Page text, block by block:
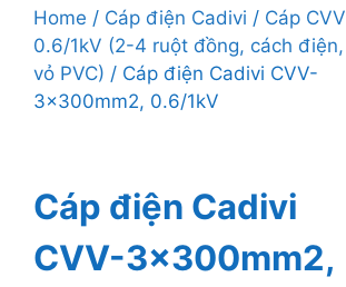
Home / Cáp điện Cadivi / Cáp CVV
0.6/1kV (2-4 ruột đồng, cách điện,
vỏ PVC) / Cáp điện Cadivi CVV-
3x300mm2, 0.6/1kV
Cáp điện Cadivi
CVV-3x300mm2,